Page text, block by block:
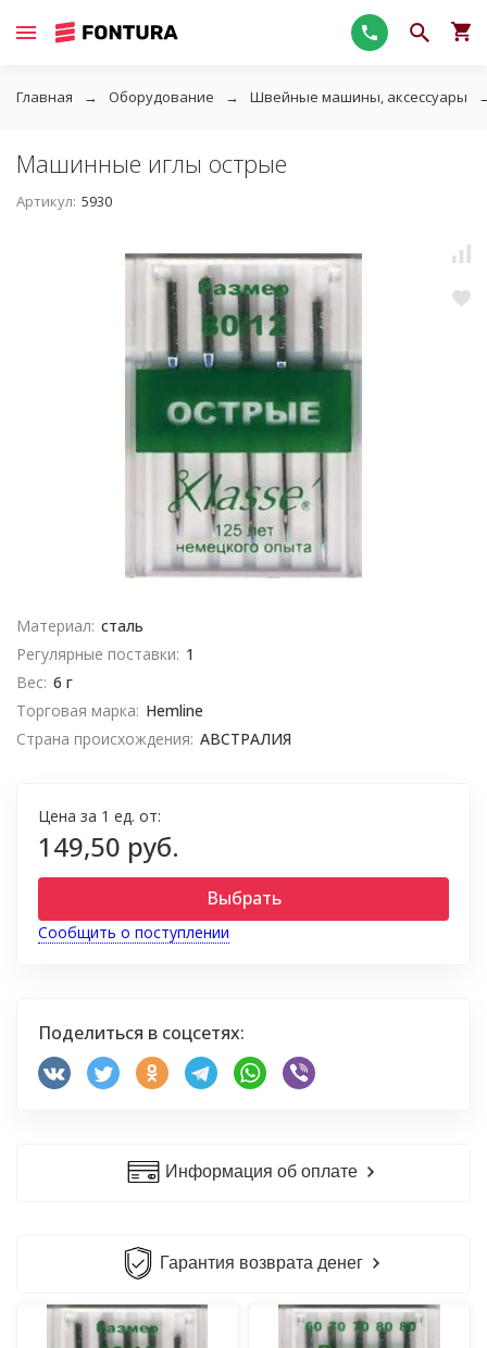
Главная Оборудование Швейные машины, аксессуары
Машинные иглы острые
Артикул: 5930
Материал: сталь
Регулярные поставки: 1
Вес: 6 г
Торговая марка: Hemline
Страна происхождения: АВСТРАЛИЯ
Цена за 1 ед. от:
149,50 руб.
Выбрать
Сообщить о поступлении
Поделиться в соцсетях:
Информация об оплате
Гарантия возврата денег